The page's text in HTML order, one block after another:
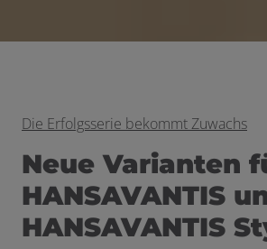
Die Erfolgsserie bekommt Zuwachs
Neue Varianten
HANSAVANTIS
HANSAVANTIS